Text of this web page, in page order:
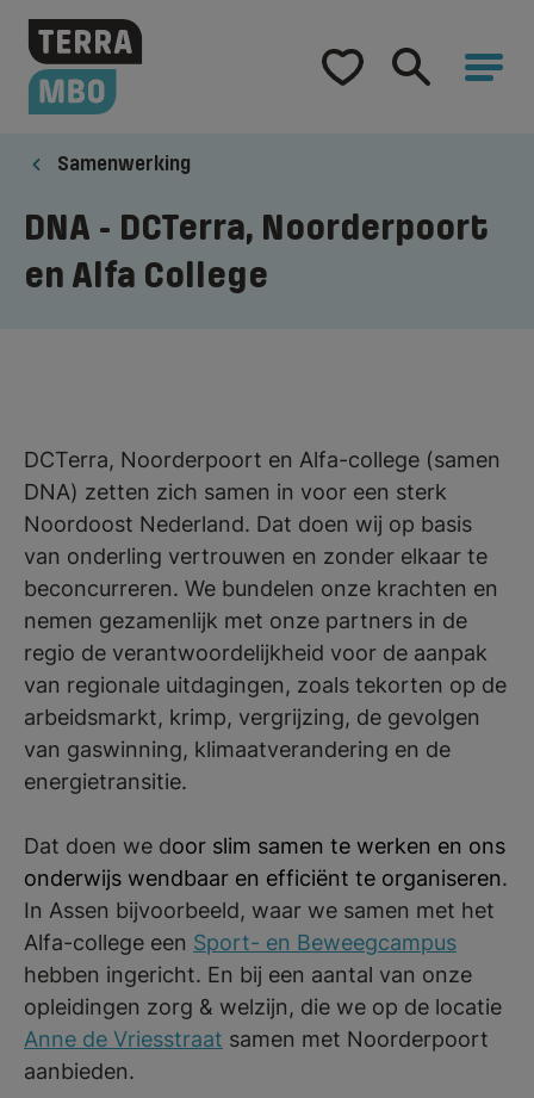
Home
Hulp bij studiekeuze
Samenwerking
Samenwerking
DNA - DCTerra, Noorderpoort
en Alfa College
DCTerra, Noorderpoort en Alfa-college (samen
DNA) zetten zich samen in voor een sterk
Noordoost Nederland. Dat doen wij op basis
van onderling vertrouwen en zonder elkaar te
beconcurreren. We bundelen onze krachten en
nemen gezamenlijk met onze partners in de
regio de verantwoordelijkheid voor de aanpak
van regionale uitdagingen, zoals tekorten op de
arbeidsmarkt, krimp, vergrijzing, de gevolgen
van gaswinning, klimaatverandering en de
energietransitie.
Dat doen we door slim samen te werken en ons
onderwijs wendbaar en efficiënt te organiseren.
In Assen bijvoorbeeld, waar we samen met het
Alfa-college een Sport- en Beweegcampus
hebben ingericht. En bij een aantal van onze
opleidingen zorg & welzijn, die we op de locatie
Anne de Vriesstraat samen met Noorderpoort
aanbieden.